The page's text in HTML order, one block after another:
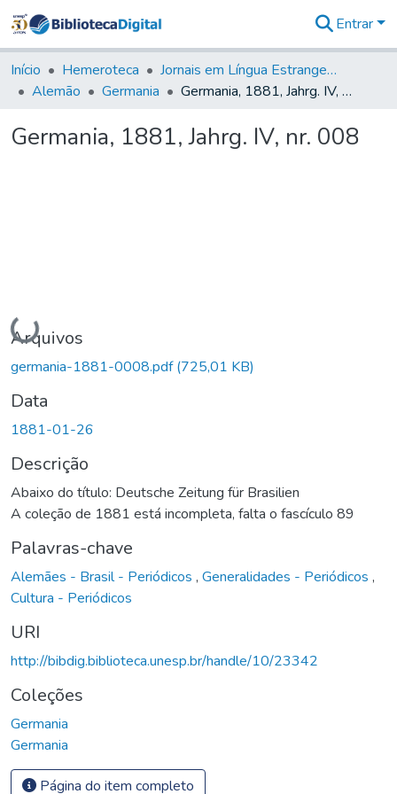
&
Coleções
Tudo na
Digital
Entrar
Início Hemeroteca
Jornais em Língua Estrangeira
Alemão
Germania Germania, 1881, Jahrg. IV, nr. 008
Germania, 1881, Jahrg. IV, nr. 008
Carregando...
Arquivos
germania-1881-0008.pdf(725,01 KB)
Data
1881-01-26
Descrição
Abaixo do título: Deutsche Zeitung für Brasilien
A coleção de 1881 está incompleta, falta o fascículo 89
Palavras-chave
Alemães - Brasil - Periódicos , Generalidades - Periódicos ,
Cultura - Periódicos
URI
http://bibdig.biblioteca.unesp.br/handle/10/23342
Coleções
Germania
Germania
Página do item completo